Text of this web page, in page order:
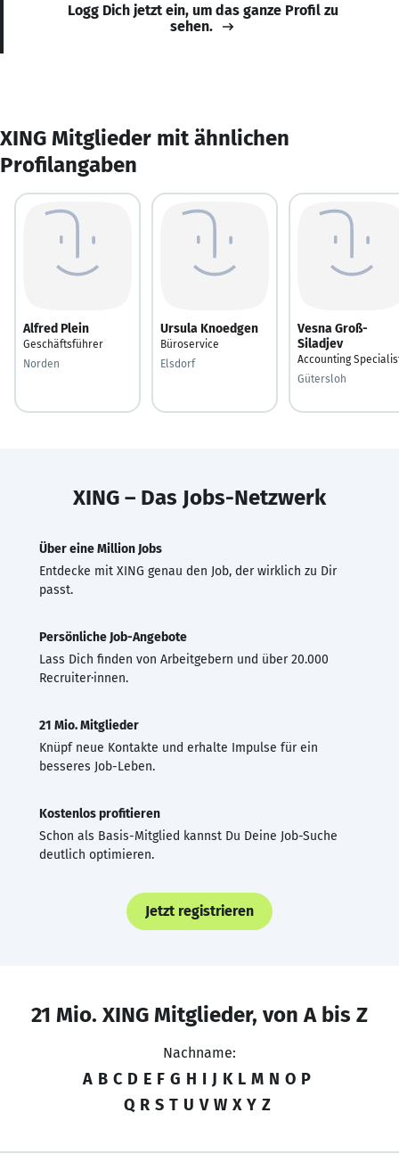
Logg Dich jetzt ein, um das ganze Profil zu
sehen.
XING Mitglieder mit ähnlichen
Profilangaben
Alfred Plein
Geschäftsführer
Norden
Ursula Knoedgen
Büroservice
Elsdorf
Vesna Groß-
Siladjev
Accounting
Gütersloh
XING – Das Jobs-Netzwerk
Über eine Million Jobs
Entdecke mit XING genau den Job, der wirklich zu Dir
passt.
Persönliche Job-Angebote
Lass Dich finden von Arbeitgebern und über 20.000
Recruiter·innen.
21 Mio. Mitglieder
Knüpf neue Kontakte und erhalte Impulse für ein
besseres Job-Leben.
Kostenlos profitieren
Schon als Basis-Mitglied kannst Du Deine Job-Suche
deutlich optimieren.
Jetzt registrieren
21 Mio. XING Mitglieder, von A bis Z
Nachname:
A B C D E F G H I J K L M N O P
Q R S T U V W X Y Z